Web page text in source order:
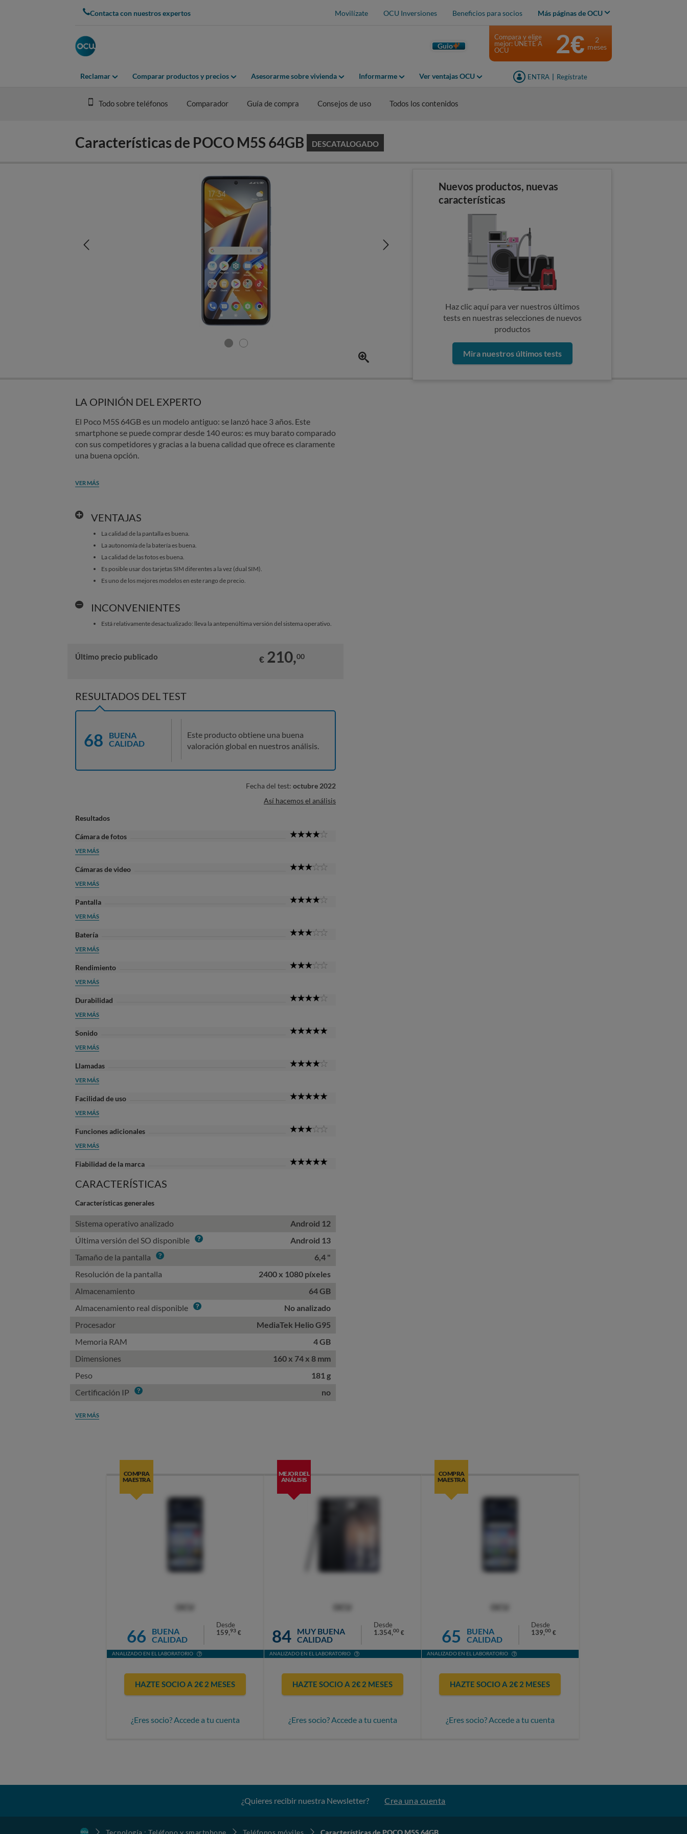
Contacta con nuestros expertos Movilízate OCU Inversiones Beneficios para socios Más páginas de OCU
Guio
Reclamar Comparar productos y precios Asesorarme sobre vivienda Informarme Ver ventajas OCU ENTRA Regístrate
Compara y elige
mejor: ÚNETE A
OCU
2€
2
meses
Todo sobre teléfonos Comparador Guía de compra Consejos de uso Todos los contenidos
Características de POCO M5S 64GB DESCATALOGADO
Nuevos productos, nuevas
características
Haz clic aquí para ver nuestros últimos
tests en nuestras selecciones de nuevos
productos
Mira nuestros últimos tests
LA OPINIÓN DEL EXPERTO
El Poco M5S 64GB es un modelo antiguo: se lanzó hace 3 años. Este
smartphone se puede comprar desde 140 euros: es muy barato comparado
con sus competidores y gracias a la buena calidad que ofrece es claramente
una buena opción.
VER MÁS
VENTAJAS
La calidad de la pantalla es buena.
La autonomía de la batería es buena.
La calidad de las fotos es buena.
Es posible usar dos tarjetas SIM diferentes a la vez (dual SIM).
Es uno de los mejores modelos en este rango de precio.
INCONVENIENTES
Está relativamente desactualizado: lleva la antepenúltima versión del sistema operativo.
Último precio publicado € 210,00
RESULTADOS DEL TEST
68
BUENA
CALIDAD
Este producto obtiene una buena
valoración global en nuestros análisis.
Fecha del test: octubre 2022
Así hacemos el análisis
Resultados
Cámara de fotos
VER MÁS
Cámaras de video
VER MÁS
Pantalla
VER MÁS
Batería
VER MÁS
Rendimiento
VER MÁS
Durabilidad
VER MÁS
Sonido
VER MÁS
Llamadas
VER MÁS
Facilidad de uso
VER MÁS
Funciones adicionales
VER MÁS
Fiabilidad de la marca
CARACTERÍSTICAS
Características generales
Sistema operativo analizado
Android 12
Última versión del SO disponible Info
Android 13
Tamaño de la pantalla Info
6,4 "
Resolución de la pantalla
2400 x 1080 píxeles
Almacenamiento
64 GB
Almacenamiento real disponible Info
No analizado
Procesador
MediaTek Helio G95
Memoria RAM
4 GB
Dimensiones
160 x 74 x 8 mm
Peso
181 g
Certificación IP Info no
VER MÁS
COMPRA
MAESTRA
66
BUENA
CALIDAD
Desde
159,93 €
ANALIZADO EN EL LABORATORIO
HAZTE SOCIO A 2€ 2 MESES
¿Eres socio? Accede a tu cuenta
MEJOR DEL
ANÁLISIS
84
MUY BUENA
CALIDAD
Desde
1.354,00 €
ANALIZADO EN EL LABORATORIO
HAZTE SOCIO A 2€ 2 MESES
¿Eres socio? Accede a tu cuenta
COMPRA
MAESTRA
65
BUENA
CALIDAD
Desde
139,00 €
ANALIZADO EN EL LABORATORIO
HAZTE SOCIO A 2€ 2 MESES
¿Eres socio? Accede a tu cuenta
¿Quieres recibir nuestra Newsletter? Crea una cuenta
Tecnología : Teléfono y smartphone Teléfonos móviles Características de POCO M5S 64GB